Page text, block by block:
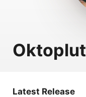
Oktoplut
Latest Release